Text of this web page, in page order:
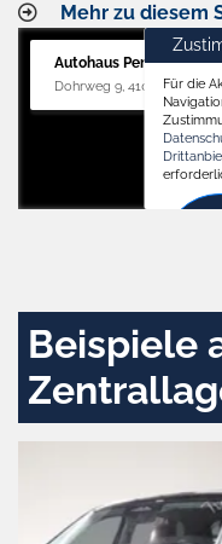
Mehr zu diesem
Autohaus Penders
Dohrweg 9, 41066Für die
Beispiele